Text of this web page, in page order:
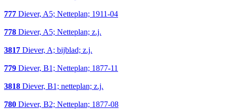
777 Diever, A5; Netteplan; 1911-04
778 Diever, A5; Netteplan; z.j.
3817 Diever, A; bijblad; z.j.
779 Diever, B1; Netteplan; 1877-11
3818 Diever, B1; netteplan; z.j.
780 Diever, B2; Netteplan; 1877-08